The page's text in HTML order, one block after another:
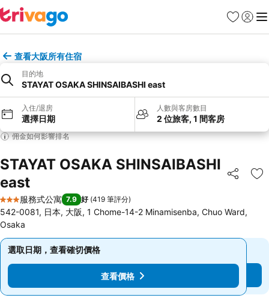
收藏夾
登入 選
查看大阪所有住宿
目的地
STAYAT OSAKA SHINSAIBASHI east
入住/退房
選擇日期
人數與客房數目
2 位旅客, 1 間客房
佣金如何影響排名
STAYAT OSAKA SHINSAIBASHI
east
分享 放
3 星級
服務式公寓 7.9 好 (419 筆評分)
542-0081, 日本, 大阪, 1 Chome-14-2 Minamisenba, Chuo Ward,
Osaka
選取日期，查看確切價格
查看價格
選取日期，查看確切價格
查看價格